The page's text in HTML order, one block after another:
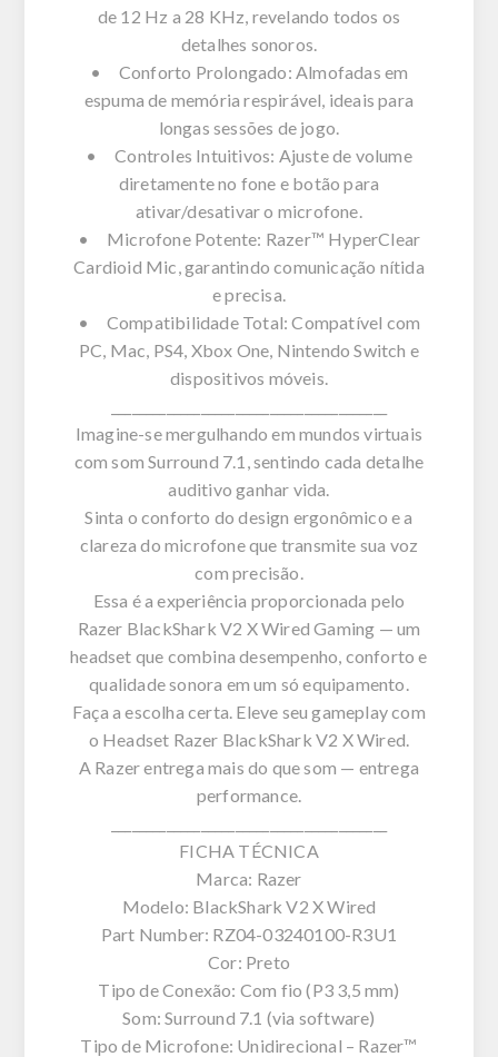
de 12 Hz a 28 KHz, revelando todos os
detalhes sonoros.
• Conforto Prolongado: Almofadas em
espuma de memória respirável, ideais para
longas sessões de jogo.
• Controles Intuitivos: Ajuste de volume
diretamente no fone e botão para
ativar/desativar o microfone.
• Microfone Potente: Razer™ HyperClear
Cardioid Mic, garantindo comunicação nítida
e precisa.
• Compatibilidade Total: Compatível com
PC, Mac, PS4, Xbox One, Nintendo Switch e
dispositivos móveis.
Imagine-se mergulhando em mundos virtuais
com som Surround 7.1, sentindo cada detalhe
auditivo ganhar vida.
Sinta o conforto do design ergonômico e a
clareza do microfone que transmite sua voz
com precisão.
Essa é a experiência proporcionada pelo
Razer BlackShark V2 X Wired Gaming — um
headset que combina desempenho, conforto e
qualidade sonora em um só equipamento.
Faça a escolha certa. Eleve seu gameplay com
o Headset Razer BlackShark V2 X Wired.
A Razer entrega mais do que som — entrega
performance.
FICHA TÉCNICA
Marca: Razer
Modelo: BlackShark V2 X Wired
Part Number: RZ04-03240100-R3U1
Cor: Preto
Tipo de Conexão: Com fio (P3 3,5 mm)
Som: Surround 7.1 (via software)
Tipo de Microfone: Unidirecional – Razer™